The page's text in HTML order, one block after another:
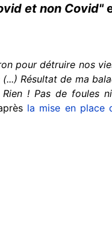
et non Covid"
pour détruire nos
Résultat de ma
! Pas de foules
la mise en place